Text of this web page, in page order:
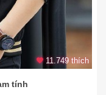
11.749 thích
tính